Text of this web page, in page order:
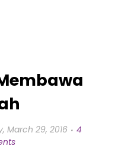
March 29, 2016
4